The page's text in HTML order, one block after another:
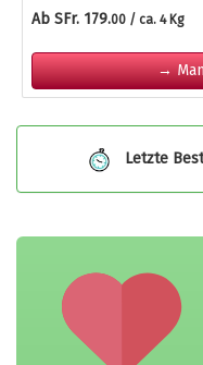
Ab SFr. 179.00 / ca. 4 Kg
→
Letzte